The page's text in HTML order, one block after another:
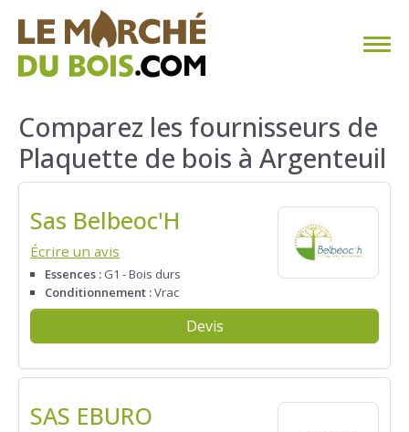
CHAUFFAGE AU BOIS
FAQ
TROUVER SON FOURNISSEUR
BLOG
ESPACE PRO
Comparez les fournisseurs de
Plaquette de bois à Argenteuil
Sas Belbeoc'H
Écrire un avis
Essences : G1 - Bois durs
Conditionnement :Vrac
Devis
SAS EBURO